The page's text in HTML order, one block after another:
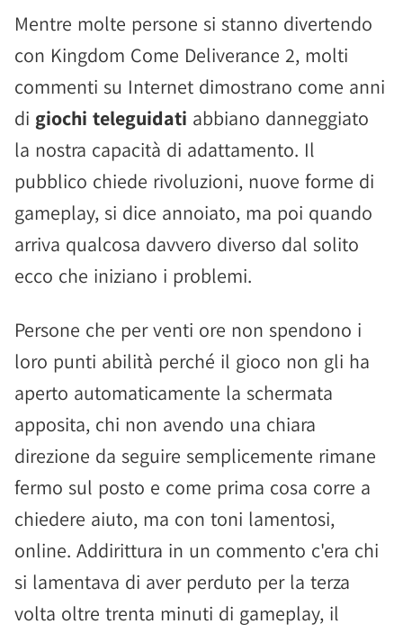
Mentre molte persone si stanno divertendo
con Kingdom Come Deliverance 2, molti
commenti su Internet dimostrano come anni
di giochi teleguidati abbiano danneggiato
la nostra capacità di adattamento. Il
pubblico chiede rivoluzioni, nuove forme di
gameplay, si dice annoiato, ma poi quando
arriva qualcosa davvero diverso dal solito
ecco che iniziano i problemi.
Persone che per venti ore non spendono i
loro punti abilità perché il gioco non gli ha
aperto automaticamente la schermata
apposita, chi non avendo una chiara
direzione da seguire semplicemente rimane
fermo sul posto e come prima cosa corre a
chiedere aiuto, ma con toni lamentosi,
online. Addirittura in un commento c'era chi
si lamentava di aver perduto per la terza
volta oltre trenta minuti di gameplay, il